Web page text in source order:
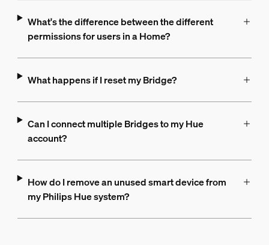
What's the difference between the different
permissions for users in a Home?
What happens if I reset my Bridge?
Can I connect multiple Bridges to my Hue
account?
How do I remove an unused smart device from
my Philips Hue system?